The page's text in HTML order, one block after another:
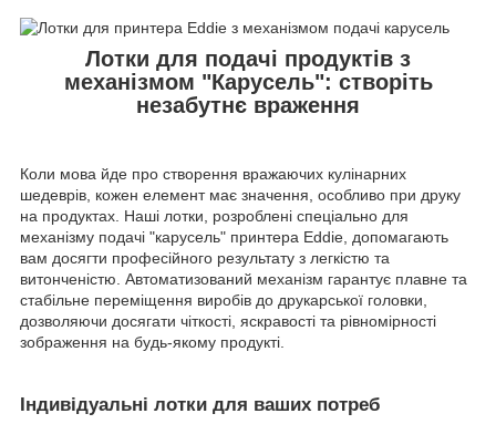
Лотки для подачі продуктів з
механізмом "Карусель": створіть
незабутнє враження
Коли мова йде про створення вражаючих кулінарних
шедеврів, кожен елемент має значення, особливо при друку
на продуктах. Наші лотки, розроблені спеціально для
механізму подачі "карусель" принтера Eddie, допомагають
вам досягти професійного результату з легкістю та
витонченістю. Автоматизований механізм гарантує плавне та
стабільне переміщення виробів до друкарської головки,
дозволяючи досягати чіткості, яскравості та рівномірності
зображення на будь-якому продукті.
Індивідуальні лотки для ваших потреб